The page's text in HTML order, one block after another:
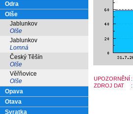
Odra
Olše
Jablunkov
Olše
Jablunkov
Lomná
Český Těšín
Olše
Věřňovice
Olše
Opava
Otava
Svratka
UPOZORNĚNÍ :
ZDROJ DAT
: